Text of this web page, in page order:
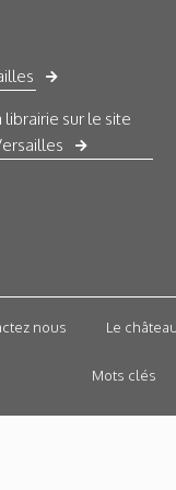
sur le site
nous Le
Mots clés